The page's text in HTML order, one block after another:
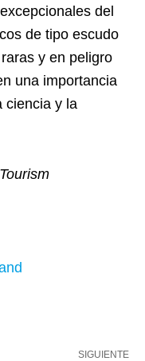
del
de tipo escudo
y en peligro
una importancia
ciencia y la
SIGUIENTE